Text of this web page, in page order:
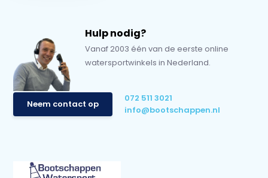
Hulp nodig?
Vanaf 2003 één van de eerste online
watersportwinkels in Nederland.
Neem contact op
072 511 3021
info@bootschappen.nl